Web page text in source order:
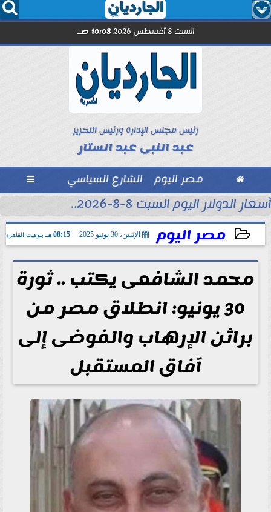
  
السبت 8 أغسطس 2026 10:08 صـ
رئيس مجلس الإدارة ورئيس التحرير
عبد النبى عبد الستار
 مصر اليوم الشارع السياسي 
أسعار الدولار اليوم السبت 8-8-2026..
مصر اليوم الإثنين، 30 يونيو 2025 08:15 مـ بتوقيت القاهرة
2025-06-30 20:15:14
محمد الشافعى يكتب .. ثورة
30 يونيو: انطلاق مصر من
براثن الإرهاب والفوضى إلى
آفاق المستقبل